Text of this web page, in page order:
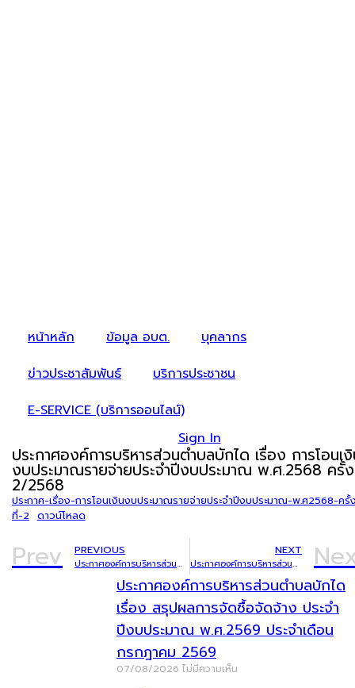
หน้าหลัก ข้อมูล อบต.
บุคลากร
ข่าวประชาสัมพันธ์
บริการประชาชน
E-SERVICE (บริการออนไลน์)
Sign In
ประกาศองค์การบริหารส่วนตำบลบักได เรื่อง การโอนเ
งบประมาณรายจ่ายประจำปีงบประมาณ พ.ศ.2568 ครั้
2/2568
ประกาศ-เรื่อง-การโอนเงินงบประมาณรายจ่ายประจำปีงบประมาณ-พ.ศ2568-ครั้
ที่-2 ดาวน์โหลด
Prev PREVIOUS
ประกาศองค์การบริหารส่วนตำบลบักได เรื่อง ประกาศผู้ชนะการเสนอราคา ซื้อพัฒนาแหล่งท่องเที่ยวอุทยานการศึกษาวัดป่าเขาโต๊ะ-ปราสาทตาควาย โดยติดตั้งเสาไฟฟ้าพลังงานแสงอาทิตย์ บัญชีนวัตกรรมไทย จำนวน 156 ชุด องค์การบริหารส่วนตำบลบักได อำเภอพนมดงรัก จังหวัดสุรินทร์ โดยวิธีคัดเลือก
NEXT
ประกาศองค์การบริหารส่วนตำบลบักได เรื่อง การแก้ไขเปลี่ยนแปลงคำชี้แจงงบประมาณ พ.ศ.2568 ครั้งที่ 2/2568
ประกาศองค์การบริหารส่วนตำบลบักได
เรื่อง สรุปผลการจัดซื้อจัดจ้าง ประจำ
ปีงบประมาณ พ.ศ.2569 ประจำเดือน
กรกฎาคม 2569
07/08/2026 ไม่มีความเห็น